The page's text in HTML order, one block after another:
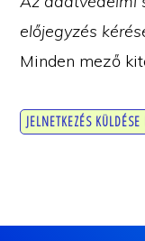
előjegyzés
Minden mező